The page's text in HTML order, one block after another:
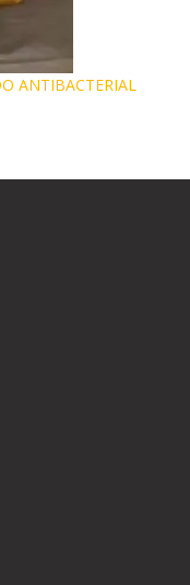
ANTIBACTERIAL